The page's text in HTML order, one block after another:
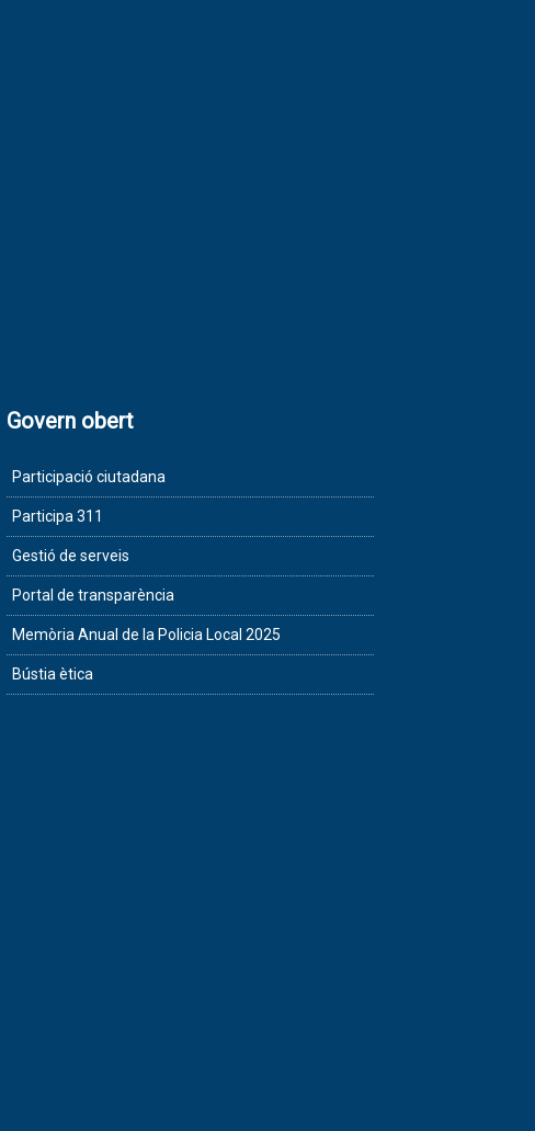
Govern obert
Participació ciutadana
Participa 311
Gestió de serveis
Portal de transparència
Memòria Anual de la Policia Local 2025
Bústia ètica